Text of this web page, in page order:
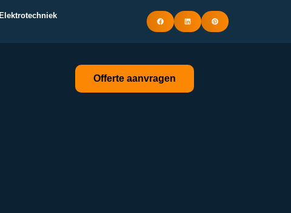
Offerte aanvragen